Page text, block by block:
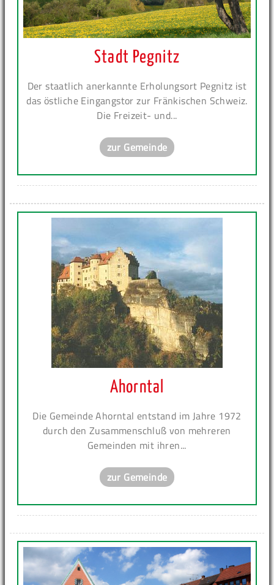
Stadt Pegnitz
Der staatlich anerkannte Erholungsort Pegnitz ist
das östliche Eingangstor zur Fränkischen Schweiz.
Die Freizeit- und...
zur Gemeinde
Ahorntal
Die Gemeinde Ahorntal entstand im Jahre 1972
durch den Zusammenschluß von mehreren
Gemeinden mit ihren...
zur Gemeinde